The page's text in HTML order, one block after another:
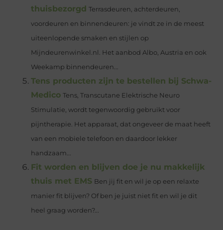
thuisbezorgd Terrasdeuren, achterdeuren,
voordeuren en binnendeuren: je vindt ze in de meest
uiteenlopende smaken en stijlen op
Mijndeurenwinkel.nl. Het aanbod Albo, Austria en ook
Weekamp binnendeuren...
Tens producten zijn te bestellen bij Schwa-
Medico Tens, Transcutane Elektrische Neuro
Stimulatie, wordt tegenwoordig gebruikt voor
pijntherapie. Het apparaat, dat ongeveer de maat heeft
van een mobiele telefoon en daardoor lekker
handzaam...
Fit worden en blijven doe je nu makkelijk
thuis met EMS Ben jij fit en wil je op een relaxte
manier fit blijven? Of ben je juist niet fit en wil je dit
heel graag worden?...